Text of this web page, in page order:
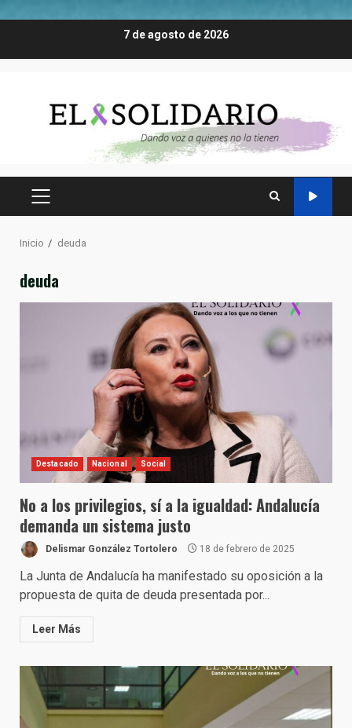
7 de agosto de 2026
MENÚ
Inicio deuda
deuda
Destacado Nacional Social
No a los privilegios, sí a la igualdad: Andalucía
demanda un sistema justo
Delismar González Tortolero 18 de febrero de 2025
La Junta de Andalucía ha manifestado su oposición a la
propuesta de quita de deuda presentada por...
Leer Más